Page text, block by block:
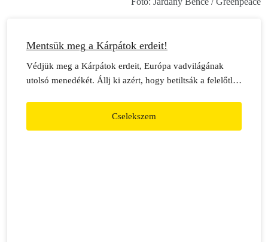
Mentsük meg a Kárpátok erdeit!
Védjük meg a Kárpátok erdeit, Európa vadvilágának
utolsó menedékét. Állj ki azért, hogy betiltsák a felelőtlen
Cselekszem